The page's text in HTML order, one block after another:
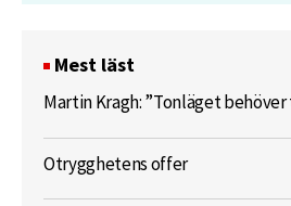
Mest läst
Martin Kragh: ”Tonläget behöver
Otrygghetens offer